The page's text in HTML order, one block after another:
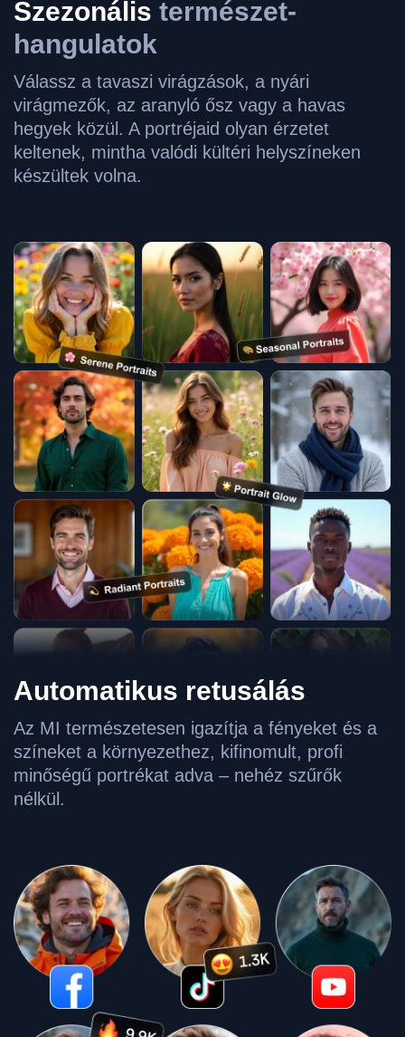
Szezonális természet-
hangulatok
Válassz a tavaszi virágzások, a nyári
virágmezők, az aranyló ősz vagy a havas
hegyek közül. A portréjaid olyan érzetet
keltenek, mintha valódi kültéri helyszíneken
készültek volna.
Automatikus retusálás
Az MI természetesen igazítja a fényeket és a
színeket a környezethez, kifinomult, profi
minőségű portrékat adva – nehéz szűrők
nélkül.